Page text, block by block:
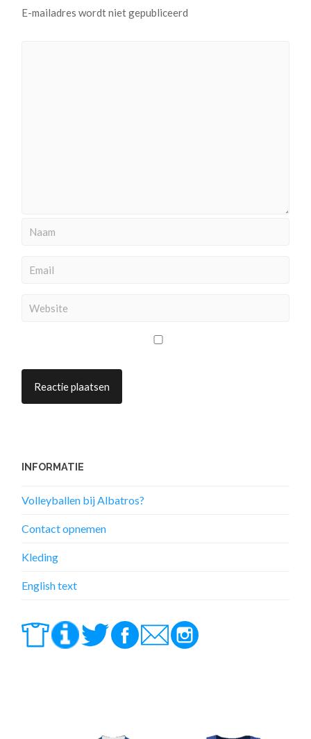
E-mailadres wordt niet gepubliceerd
INFORMATIE
Volleyballen bij Albatros?
Contact opnemen
Kleding
English text